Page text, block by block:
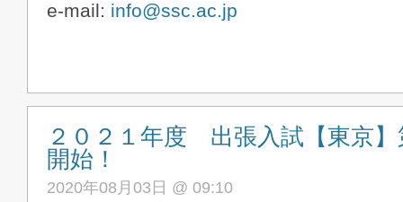
e-mail: info@ssc.ac.jp
２０２１年度 出張入試【東京
開始！
2020年08月03日 @ 09:10